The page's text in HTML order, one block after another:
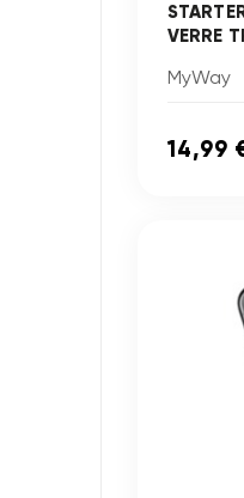
VERRE
MyWay
14,99